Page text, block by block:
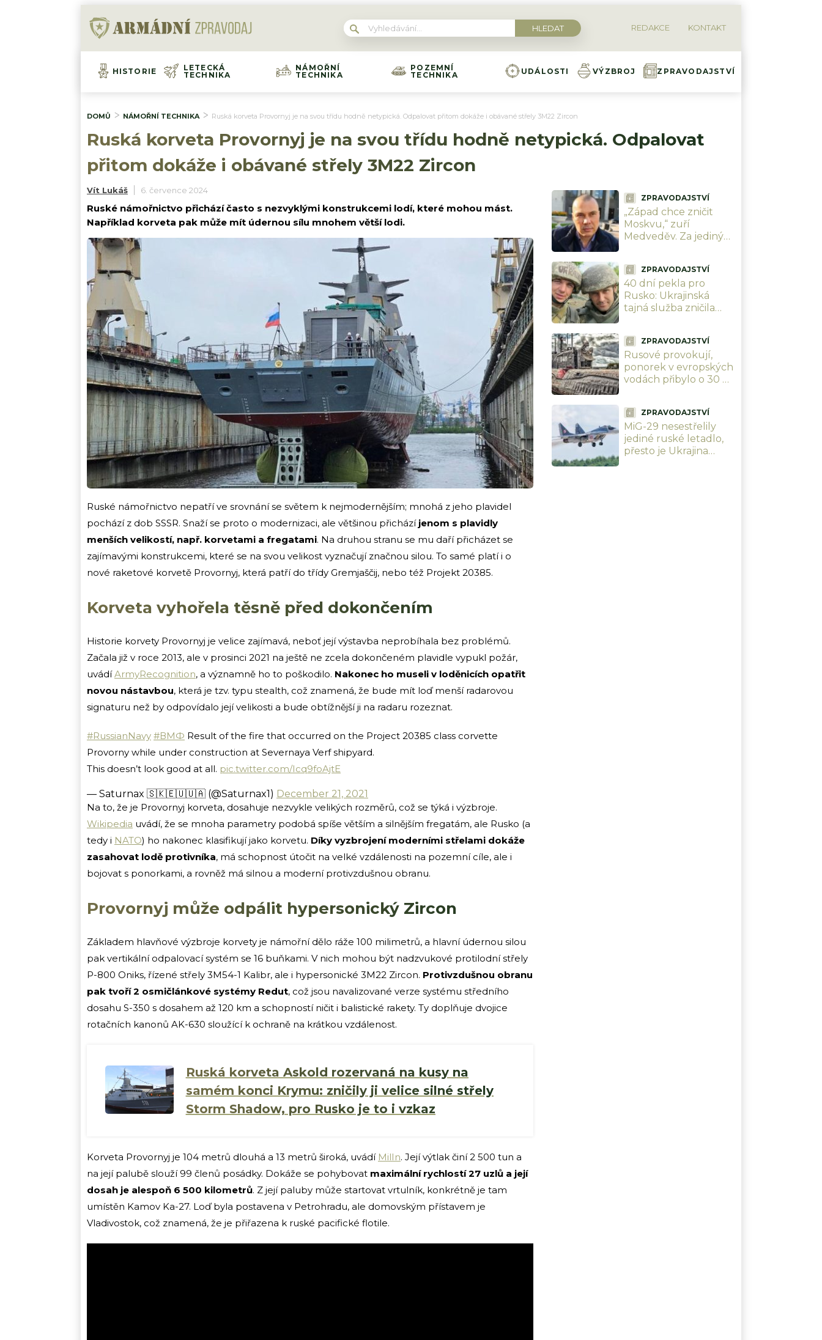
REDAKCE KONTAKT
HISTORIE
LETECKÁ
TECHNIKA
NÁMOŘNÍ
TECHNIKA
POZEMNÍ
TECHNIKA
UDÁLOSTI VÝZBROJ ZPRAVODAJSTVÍ
DOMŮ NÁMOŘNÍ TECHNIKA Ruská korveta Provornyj je na svou třídu hodně netypická. Odpalovat přitom dokáže i obávané střely 3M22 Zircon
Ruská korveta Provornyj je na svou třídu hodně netypická. Odpalovat
přitom dokáže i obávané střely 3M22 Zircon
Vít Lukáš 6. července 2024
Ruské námořnictvo přichází často s nezvyklými konstrukcemi lodí, které mohou mást.
Například korveta pak může mít údernou sílu mnohem větší lodi.
i
Ruské námořnictvo nepatří ve srovnání se světem k nejmodernějším; mnohá z jeho plavidel
pochází z dob SSSR. Snaží se proto o modernizaci, ale většinou přichází jenom s plavidly
menších velikostí, např. korvetami a fregatami. Na druhou stranu se mu daří přicházet se
zajímavými konstrukcemi, které se na svou velikost vyznačují značnou silou. To samé platí i o
nové raketové korvetě Provornyj, která patří do třídy Gremjaščij, nebo též Projekt 20385.
Korveta vyhořela těsně před dokončením
Historie korvety Provornyj je velice zajímavá, neboť její výstavba neprobíhala bez problémů.
Začala již v roce 2013, ale v prosinci 2021 na ještě ne zcela dokončeném plavidle vypukl požár,
uvádíArmyRecognition, a významně ho to poškodilo. Nakonec ho museli v loděnicích opatřit
novou nástavbou, která je tzv. typu stealth, což znamená, že bude mít loď menší radarovou
signaturu než by odpovídalo její velikosti a bude obtížnější ji na radaru rozeznat.
#RussianNavy #ВМФ Result of the fire that occurred on the Project 20385 class corvette
Provorny while under construction at Severnaya Verf shipyard.
This doesn’t look good at all. pic.twitter.com/Icq9foAjtE
— Saturnax 🇸🇰🇪🇺🇺🇦 (@Saturnax1) December 21, 2021
Na to, že je Provornyj korveta, dosahuje nezvykle velikých rozměrů, což se týká i výzbroje.
Wikipedia uvádí, že se mnoha parametry podobá spíše větším a silnějším fregatám, ale Rusko (a
tedy i NATO) ho nakonec klasifikují jako korvetu. Díky vyzbrojení moderními střelami dokáže
zasahovat lodě protivníka, má schopnost útočit na velké vzdálenosti na pozemní cíle, ale i
bojovat s ponorkami, a rovněž má silnou a moderní protivzdušnou obranu.
Provornyj může odpálit hypersonický Zircon
Základem hlavňové výzbroje korvety je námořní dělo ráže 100 milimetrů, a hlavní údernou silou
pak vertikální odpalovací systém se 16 buňkami. V nich mohou být nadzvukové protilodní střely
P-800 Oniks, řízené střely 3M54-1 Kalibr, ale i hypersonické 3M22 Zircon. Protivzdušnou obranu
pak tvoří 2 osmičlánkové systémy Redut, což jsou navalizované verze systému středního
dosahu S-350 s dosahem až 120 km a schopností ničit i balistické rakety. Ty doplňuje dvojice
rotačních kanonů AK-630 sloužící k ochraně na krátkou vzdálenost.
Ruská korveta Askold rozervaná na kusy na
samém konci Krymu: zničily ji velice silné střely
Storm Shadow, pro Rusko je to i vzkaz
Korveta Provornyj je 104 metrů dlouhá a 13 metrů široká, uvádí MilIn. Její výtlak činí 2 500 tun a
na její palubě slouží 99 členů posádky. Dokáže se pohybovat maximální rychlostí 27 uzlů a její
dosah je alespoň 6 500 kilometrů. Z její paluby může startovat vrtulník, konkrétně je tam
umístěn Kamov Ka-27. Loď byla postavena v Petrohradu, ale domovským přístavem je
Vladivostok, což znamená, že je přiřazena k ruské pacifické flotile.
ZPRAVODAJSTVÍ
„Západ chce zničit
Moskvu,“ zuří
Medveděv. Za jediný
přijdou zbraně, které
nezastaví
ZPRAVODAJSTVÍ
40 dní pekla pro
Rusko: Ukrajinská
tajná služba zničila
vyřadila 5 000
okupantů
ZPRAVODAJSTVÍ
Rusové provokují,
ponorek v evropských
vodách přibylo o 30 %.
je bude lovit
ZPRAVODAJSTVÍ
MiG-29 nesestřelily
jediné ruské letadlo,
přesto je Ukrajina